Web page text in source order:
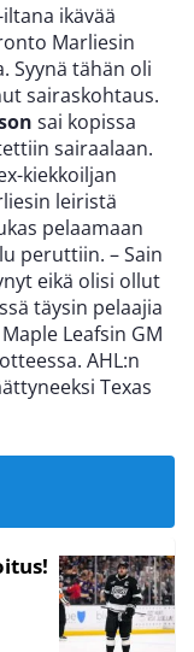
ikävää
Marliesin
Syynä tähän oli
sairaskohtaus.
sai kopissa
sairaalaan.
kiekkoiljan
leiristä
pelaamaan
peruttiin. – Sain
eikä olisi ollut
täysin pelaajia
Leafsin GM
AHL:n
Texas